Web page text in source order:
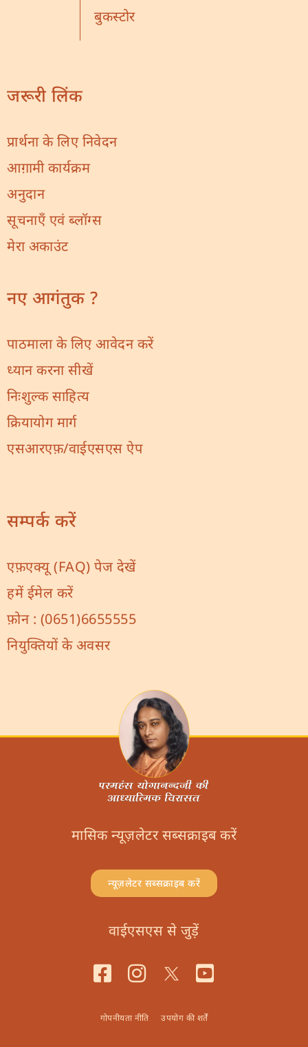
बुकस्टोर
जरूरी लिंक
प्रार्थना के लिए निवेदन
आग़ामी कार्यक्रम
अनुदान
सूचनाएँ एवं ब्लॉग्स
मेरा अकाउंट
नए आगंतुक ?
पाठमाला के लिए आवेदन करें
ध्यान करना सीखें
निःशुल्क साहित्य
क्रियायोग मार्ग
एसआरएफ़/वाईएसएस ऐप
सम्पर्क करें
एफ़एक्यू (FAQ) पेज देखें
हमें ईमेल करें
फ़ोन : (0651)6655555
नियुक्तियों के अवसर
मासिक न्यूज़लेटर सब्सक्राइब करें
न्यूज़लेटर सब्सक्राइब करें
वाईएसएस से जुड़ें
गोपनीयता नीति उपयोग की शर्तें